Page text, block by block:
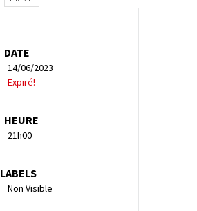
DATE
14/06/2023
Expiré!
HEURE
21h00
LABELS
Non Visible